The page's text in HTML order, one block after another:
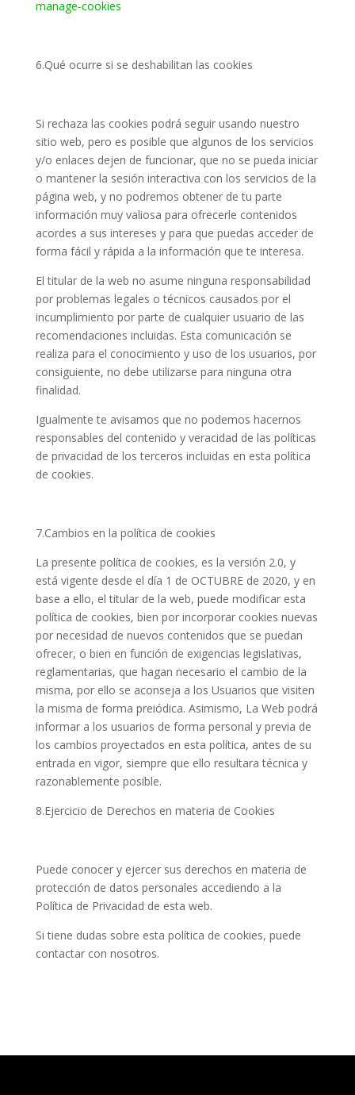
manage-cookies
6.Qué ocurre si se deshabilitan las cookies
Si rechaza las cookies podrá seguir usando nuestro
sitio web, pero es posible que algunos de los servicios
y/o enlaces dejen de funcionar, que no se pueda iniciar
o mantener la sesión interactiva con los servicios de la
página web, y no podremos obtener de tu parte
información muy valiosa para ofrecerle contenidos
acordes a sus intereses y para que puedas acceder de
forma fácil y rápida a la información que te interesa.
El titular de la web no asume ninguna responsabilidad
por problemas legales o técnicos causados por el
incumplimiento por parte de cualquier usuario de las
recomendaciones incluidas. Esta comunicación se
realiza para el conocimiento y uso de los usuarios, por
consiguiente, no debe utilizarse para ninguna otra
finalidad.
Igualmente te avisamos que no podemos hacernos
responsables del contenido y veracidad de las políticas
de privacidad de los terceros incluidas en esta política
de cookies.
7.Cambios en la política de cookies
La presente política de cookies, es la versión 2.0, y
está vigente desde el día 1 de OCTUBRE de 2020, y en
base a ello, el titular de la web, puede modificar esta
política de cookies, bien por incorporar cookies nuevas
por necesidad de nuevos contenidos que se puedan
ofrecer, o bien en función de exigencias legislativas,
reglamentarias, que hagan necesario el cambio de la
misma, por ello se aconseja a los Usuarios que visiten
la misma de forma preiódica. Asimismo, La Web podrá
informar a los usuarios de forma personal y previa de
los cambios proyectados en esta política, antes de su
entrada en vigor, siempre que ello resultara técnica y
razonablemente posible.
8.Ejercicio de Derechos en materia de Cookies
Puede conocer y ejercer sus derechos en materia de
protección de datos personales accediendo a la
Política de Privacidad de esta web.
Si tiene dudas sobre esta política de cookies, puede
contactar con nosotros.